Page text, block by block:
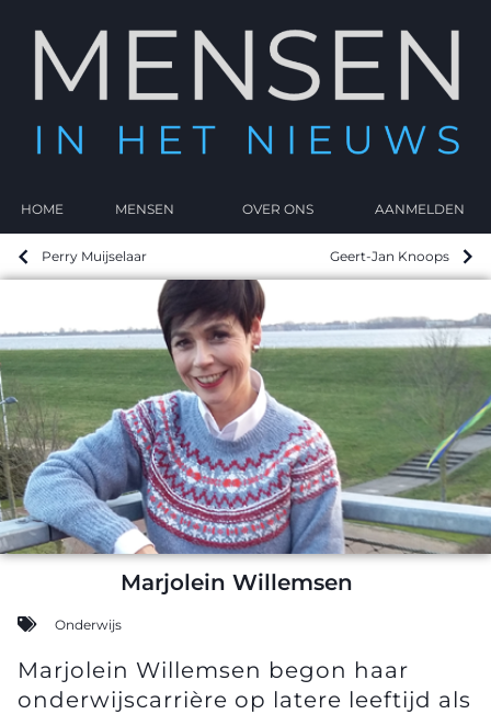
HOME MENSEN OVER ONS AANMELDEN
Perry Muijselaar Geert-Jan Knoops
Marjolein Willemsen begon haar
onderwijscarrière op latere leeftijd als
Marjolein Willemsen
Onderwijs